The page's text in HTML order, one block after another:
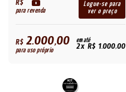
R$
para revenda
Logue-se para
ver o preço
R$2.000,00
para uso próprio
em até
2x R$ 1.000,00